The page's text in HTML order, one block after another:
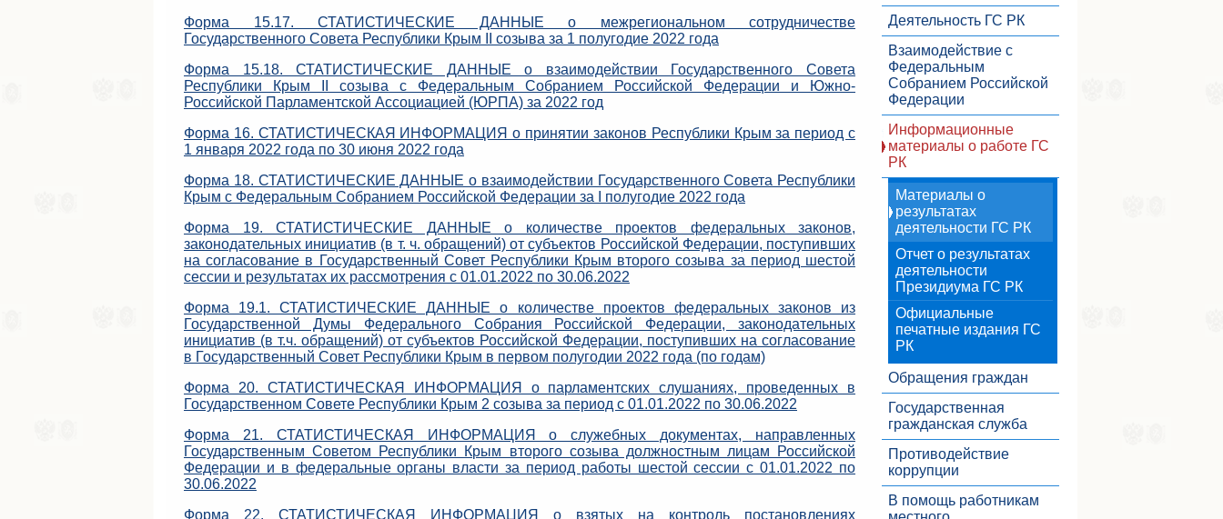
Форма 15.17. СТАТИСТИЧЕСКИЕ ДАННЫЕ о межрегиональном сотрудничестве
Государственного Совета Республики Крым II созыва за 1 полугодие 2022 года
Форма 15.18. СТАТИСТИЧЕСКИЕ ДАННЫЕ о взаимодействии Государственного Совета
Республики Крым II созыва с Федеральным Собранием Российской Федерации и Южно-
Российской Парламентской Ассоциацией (ЮРПА) за 2022 год
Форма 16. СТАТИСТИЧЕСКАЯ ИНФОРМАЦИЯ о принятии законов Республики Крым за период с
1 января 2022 года по 30 июня 2022 года
Форма 18. СТАТИСТИЧЕСКИЕ ДАННЫЕ о взаимодействии Государственного Совета Республики
Крым с Федеральным Собранием Российской Федерации за I полугодие 2022 года
Форма 19. СТАТИСТИЧЕСКИЕ ДАННЫЕ о количестве проектов федеральных законов,
законодательных инициатив (в т. ч. обращений) от субъектов Российской Федерации, поступивших
на согласование в Государственный Совет Республики Крым второго созыва за период шестой
сессии и результатах их рассмотрения с 01.01.2022 по 30.06.2022
Форма 19.1. СТАТИСТИЧЕСКИЕ ДАННЫЕ о количестве проектов федеральных законов из
Государственной Думы Федерального Собрания Российской Федерации, законодательных
инициатив (в т.ч. обращений) от субъектов Российской Федерации, поступивших на согласование
в Государственный Совет Республики Крым в первом полугодии 2022 года (по годам)
Форма 20. СТАТИСТИЧЕСКАЯ ИНФОРМАЦИЯ о парламентских слушаниях, проведенных в
Государственном Совете Республики Крым 2 созыва за период с 01.01.2022 по 30.06.2022
Форма 21. СТАТИСТИЧЕСКАЯ ИНФОРМАЦИЯ о служебных документах, направленных
Государственным Советом Республики Крым второго созыва должностным лицам Российской
Федерации и в федеральные органы власти за период работы шестой сессии с 01.01.2022 по
30.06.2022
Форма 22. СТАТИСТИЧЕСКАЯ ИНФОРМАЦИЯ о взятых на контроль постановлениях
Деятельность ГС РК
Взаимодействие с
Федеральным
Собранием Российской
Федерации
Информационные
материалы о работе ГС
РК
Материалы о
результатах
деятельности ГС РК
Отчет о результатах
деятельности
Президиума ГС РК
Официальные
печатные издания ГС
РК
Обращения граждан
Государственная
гражданская служба
Противодействие
коррупции
В помощь работникам